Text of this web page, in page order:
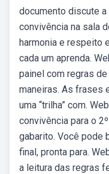
documento discute
convivência na sala
harmonia e respeito
cada um aprenda.
painel com regras
maneiras. As frases
uma “trilha” com.
convivência para o
gabarito. Você pode
final, pronta para.
a leitura das regras